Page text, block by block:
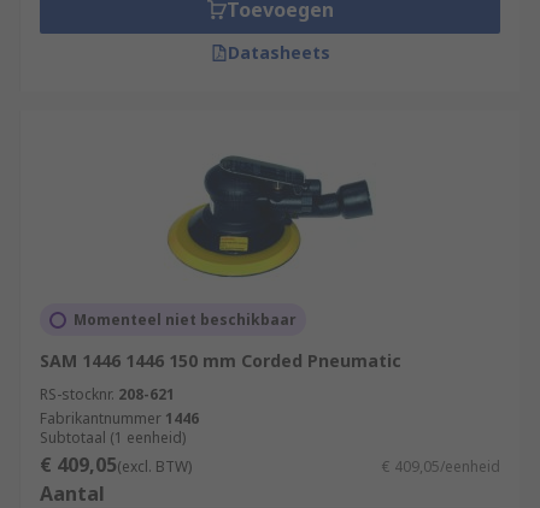
Toevoegen
Datasheets
Momenteel niet beschikbaar
SAM 1446 1446 150 mm Corded Pneumatic
RS-stocknr. 208-621
Fabrikantnummer 1446
Subtotaal (1 eenheid)
€ 409,05(excl. BTW) € 409,05/eenheid
Aantal